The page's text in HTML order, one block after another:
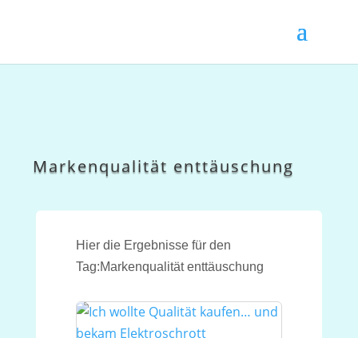
Markenqualität enttäuschung
Hier die Ergebnisse für den
Tag:Markenqualität enttäuschung